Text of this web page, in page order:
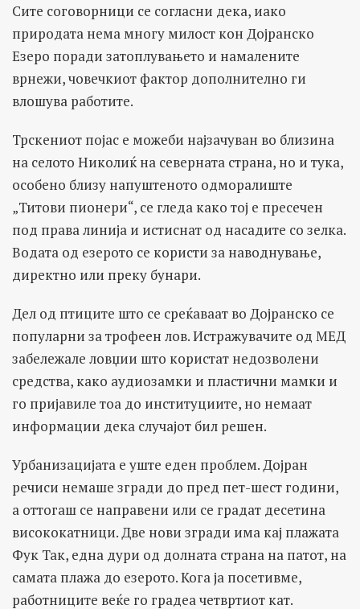
Сите соговорници се согласни дека, иако
природата нема многу милост кон Дојранско
Езеро поради затоплувањето и намалените
врнежи, човечкиот фактор дополнително ги
влошува работите.
Трскениот појас е можеби најзачуван во близина
на селото Николиќ на северната страна, но и тука,
особено близу напуштеното одморалиште
„Титови пионери“, се гледа како тој е пресечен
под права линија и истиснат од насадите со зелка.
Водата од езерото се користи за наводнување,
директно или преку бунари.
Дел од птиците што се среќаваат во Дојранско се
популарни за трофеен лов. Истражувачите од МЕД
забележале ловџии што користат недозволени
средства, како аудиозамки и пластични мамки и
го пријавиле тоа до институциите, но немаат
информации дека случајот бил решен.
Урбанизацијата е уште еден проблем. Дојран
речиси немаше згради до пред пет-шест години,
а оттогаш се направени или се градат десетина
висококатници. Две нови згради има кај плажата
Фук Так, една дури од долната страна на патот, на
самата плажа до езерото. Кога ја посетивме,
работниците веќе го градеа четвртиот кат.